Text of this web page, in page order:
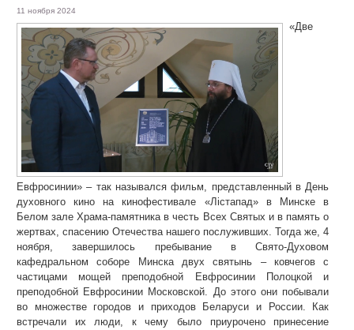
11 ноября 2024
«Две
Евфросинии» – так назывался фильм, представленный в День
духовного кино на кинофестивале «Лістапад» в Минске в
Белом зале Храма-памятника в честь Всех Святых и в память о
жертвах, спасению Отечества нашего послуживших. Тогда же, 4
ноября, завершилось пребывание в Свято-Духовом
кафедральном соборе Минска двух святынь – ковчегов с
частицами мощей преподобной Евфросинии Полоцкой и
преподобной Евфросинии Московской. До этого они побывали
во множестве городов и приходов Беларуси и России. Как
встречали их люди, к чему было приурочено принесение